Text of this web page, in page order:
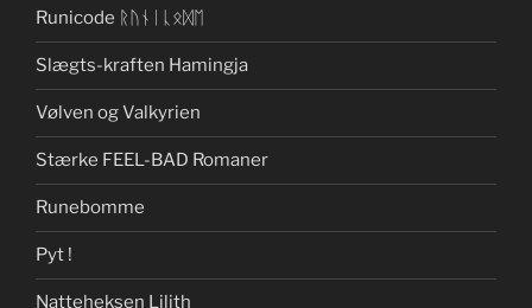
Runicode ᚱᚢᚾᛁᚳᛟᛞᛖ
Slægts-kraften Hamingja
Vølven og Valkyrien
Stærke FEEL-BAD Romaner
Runebomme
Pyt !
Natteheksen Lilith